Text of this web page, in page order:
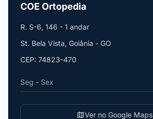
COE Ortopedia
R. S-6, 146 - 1 andar
St. Bela Vista, Goiânia - GO
CEP: 74823-470
Seg - Sex
mapVer no Google Maps